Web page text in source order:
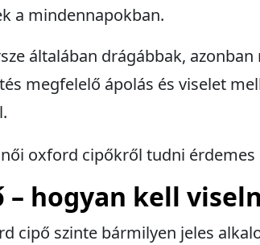
a mindennapokban.
általában drágábbak, azonban
megfelelő ápolás és viselet
hogyan kell
cipő szinte bármilyen jeles